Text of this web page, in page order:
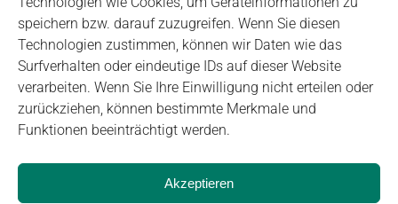
speichern bzw. darauf zuzugreifen. Wenn Sie diesen
Technologien zustimmen, können wir Daten wie das
Surfverhalten oder eindeutige IDs auf dieser Website
verarbeiten. Wenn Sie Ihre Einwilligung nicht erteilen oder
zurückziehen, können bestimmte Merkmale und
Funktionen beeinträchtigt werden.
Akzeptieren
Impressum Datenschutz Login